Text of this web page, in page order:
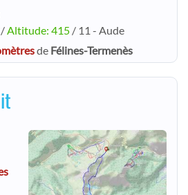
Altitude: 415 / 11 - Aude
de Félines-Termenès